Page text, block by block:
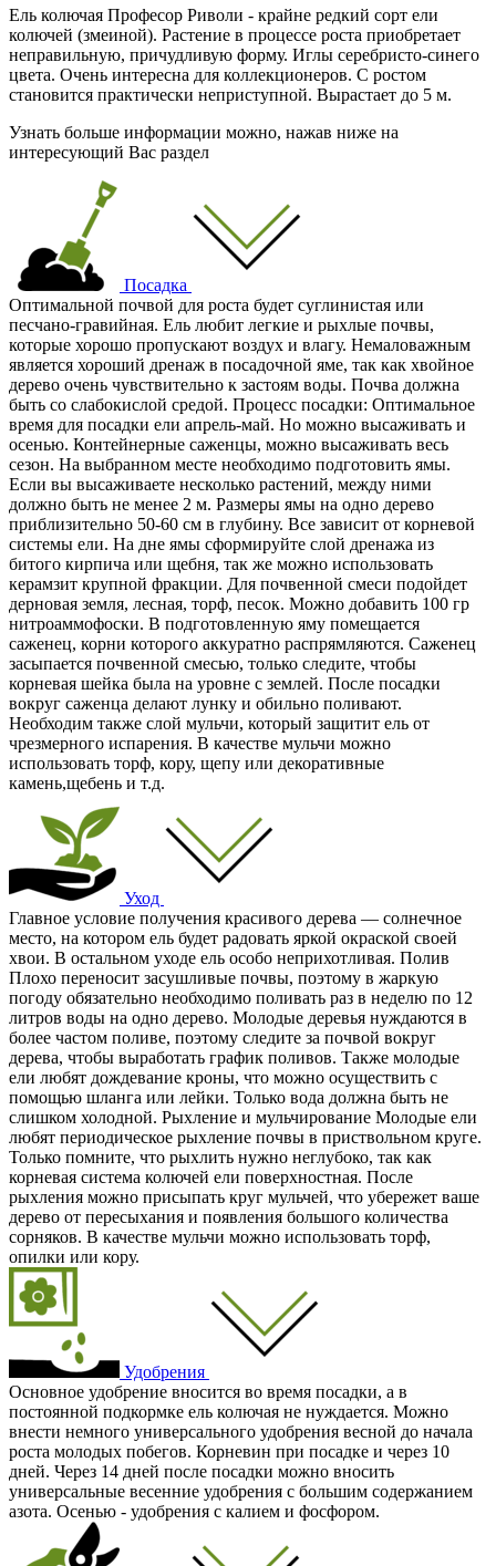
Ель колючая Професор Риволи - крайне редкий сорт ели
колючей (змеиной). Растение в процессе роста приобретает
неправильную, причудливую форму. Иглы серебристо-синего
цвета. Очень интересна для коллекционеров. С ростом
становится практически неприступной. Вырастает до 5 м.
Узнать больше информации можно, нажав ниже на
интересующий Вас раздел
Посадка
Оптимальной почвой для роста будет суглинистая или
песчано-гравийная. Ель любит легкие и рыхлые почвы,
которые хорошо пропускают воздух и влагу. Немаловажным
является хороший дренаж в посадочной яме, так как хвойное
дерево очень чувствительно к застоям воды. Почва должна
быть со слабокислой средой. Процесс посадки: Оптимальное
время для посадки ели апрель-май. Но можно высаживать и
осенью. Контейнерные саженцы, можно высаживать весь
сезон. На выбранном месте необходимо подготовить ямы.
Если вы высаживаете несколько растений, между ними
должно быть не менее 2 м. Размеры ямы на одно дерево
приблизительно 50-60 см в глубину. Все зависит от корневой
системы ели. На дне ямы сформируйте слой дренажа из
битого кирпича или щебня, так же можно использовать
керамзит крупной фракции. Для почвенной смеси подойдет
дерновая земля, лесная, торф, песок. Можно добавить 100 гр
нитроаммофоски. В подготовленную яму помещается
саженец, корни которого аккуратно распрямляются. Саженец
засыпается почвенной смесью, только следите, чтобы
корневая шейка была на уровне с землей. После посадки
вокруг саженца делают лунку и обильно поливают.
Необходим также слой мульчи, который защитит ель от
чрезмерного испарения. В качестве мульчи можно
использовать торф, кору, щепу или декоративные
камень,щебень и т.д.
Уход
Главное условие получения красивого дерева — солнечное
место, на котором ель будет радовать яркой окраской своей
хвои. В остальном уходе ель особо неприхотливая. Полив
Плохо переносит засушливые почвы, поэтому в жаркую
погоду обязательно необходимо поливать раз в неделю по 12
литров воды на одно дерево. Молодые деревья нуждаются в
более частом поливе, поэтому следите за почвой вокруг
дерева, чтобы выработать график поливов. Также молодые
ели любят дождевание кроны, что можно осуществить с
помощью шланга или лейки. Только вода должна быть не
слишком холодной. Рыхление и мульчирование Молодые ели
любят периодическое рыхление почвы в приствольном круге.
Только помните, что рыхлить нужно неглубоко, так как
корневая система колючей ели поверхностная. После
рыхления можно присыпать круг мульчей, что убережет ваше
дерево от пересыхания и появления большого количества
сорняков. В качестве мульчи можно использовать торф,
опилки или кору.
Удобрения
Основное удобрение вносится во время посадки, а в
постоянной подкормке ель колючая не нуждается. Можно
внести немного универсального удобрения весной до начала
роста молодых побегов. Корневин при посадке и через 10
дней. Через 14 дней после посадки можно вносить
универсальные весенние удобрения с большим содержанием
азота. Осенью - удобрения с калием и фосфором.